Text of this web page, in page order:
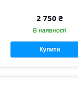
2 750 ₴
В наявності
Купити